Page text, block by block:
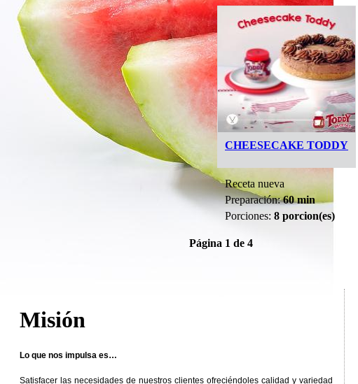
CHEESECAKE TODDY
Receta nueva
Preparación:60 min
Porciones: 8 porcion(es)
Página 1 de 4
Misión
Lo que nos impulsa es…
Satisfacer las necesidades de nuestros clientes ofreciéndoles calidad y variedad